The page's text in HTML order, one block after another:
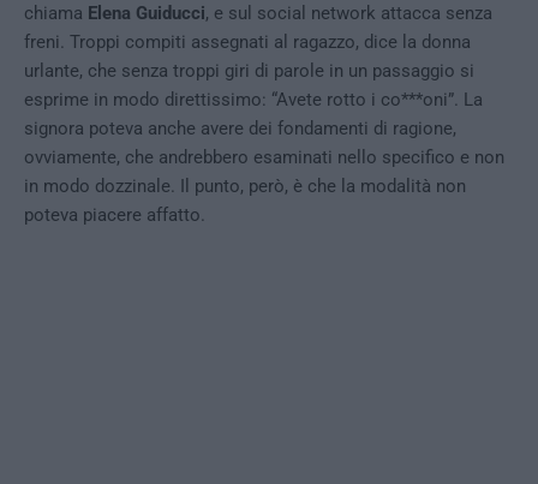
chiama Elena Guiducci, e sul social network attacca senza
freni. Troppi compiti assegnati al ragazzo, dice la donna
urlante, che senza troppi giri di parole in un passaggio si
esprime in modo direttissimo: “Avete rotto i co***oni”. La
signora poteva anche avere dei fondamenti di ragione,
ovviamente, che andrebbero esaminati nello specifico e non
in modo dozzinale. Il punto, però, è che la modalità non
poteva piacere affatto.